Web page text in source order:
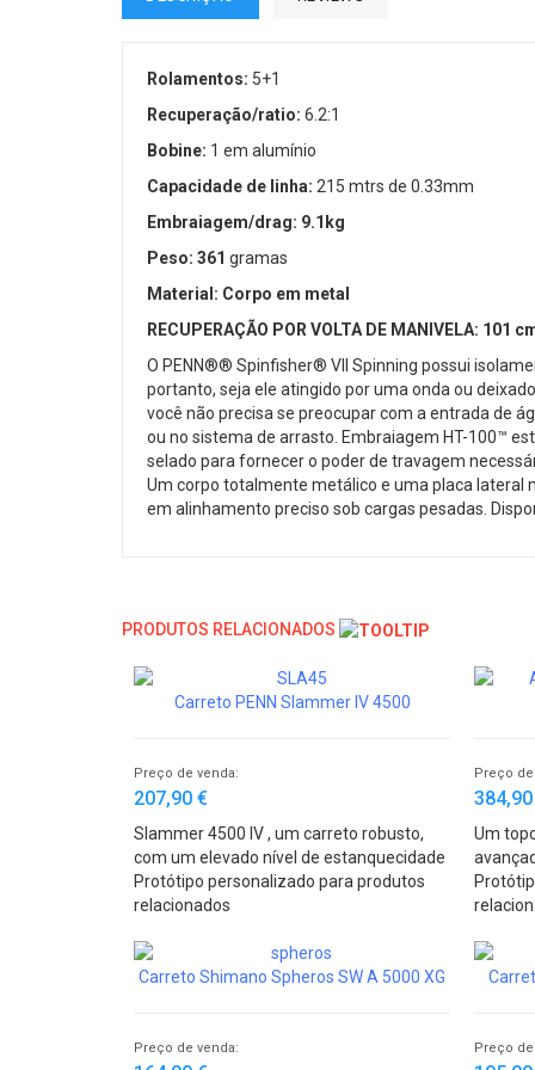
Rolamentos: 5+1
Recuperação/ratio: 6.2:1
Bobine: 1 em alumínio
Capacidade de linha: 215 mtrs de 0.33mm
Embraiagem/drag: 9.1kg
Peso: 361 gramas
Material: Corpo em metal
RECUPERAÇÃO POR VOLTA DE MANIVELA: 101
O PENN®® Spinfisher® VII Spinning possui
portanto, seja ele atingido por uma onda ou
você não precisa se preocupar com a entrada de
ou no sistema de arrasto. Embraiagem HT-100™
selado para fornecer o poder de travagem
Um corpo totalmente metálico e uma placa lateral
em alinhamento preciso sob cargas pesadas.
PRODUTOS RELACIONADOS
Carreto PENN Slammer IV 4500
Preço de venda:
207,90 €
Slammer 4500 IV , um carreto robusto,
com um elevado nível de estanquecidade
IPX6 construído para durar
Protótipo personalizado para produtos
relacionados
Preço
Um
Carreto Shimano Spheros SW A 5000 XG
Preço de venda: Preço